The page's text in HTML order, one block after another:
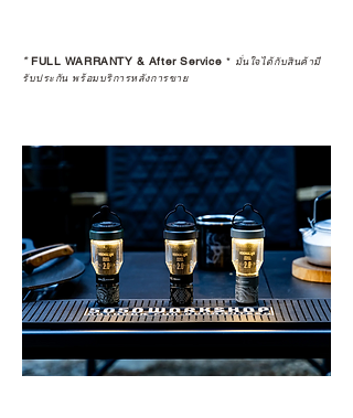
*FULL WARRANTY & After Service * มั่นใจได้กับสินค้ามี
รับประกัน พร้อมบริการหลังการขาย